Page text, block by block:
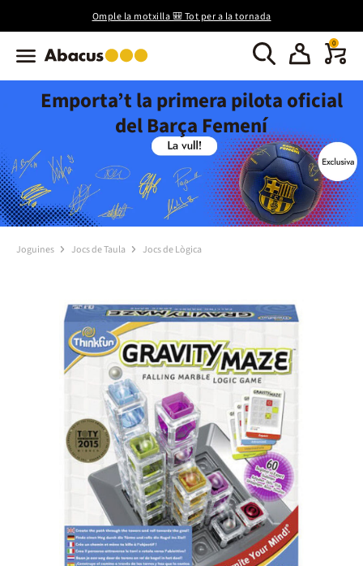
Omple la motxilla 🎒 Tot per a la tornada
0
Emporta’t la primera pilota oficial
del Barça Femení
Joguines Jocs de Taula Jocs de Lògica